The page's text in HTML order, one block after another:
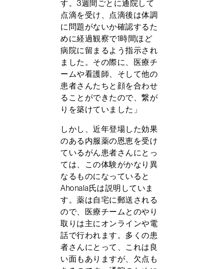
す。3週間ごとに通院して
点滴を受け、点滴後は体調
に問題がないか確認するた
めに経過観察で1時間ほど
病院に留まるよう指示され
ました。その際に、医療チ
ームや看護師、そして他の
患者さんたちと顔を合わせ
ることができたので、繋が
りを築けていました」
しかし、近年登場した効果
のある内服薬の恩恵を受け
ているがん患者さんにとっ
ては、この体験がかなり異
なるものになっていると
Ahonala氏は説明していま
す。薬は自宅に郵送される
ので、医療チームとのやり
取りは主にオンラインや電
話で行われます。多くの患
者さんにとって、これは良
い面もありますが、欠点も